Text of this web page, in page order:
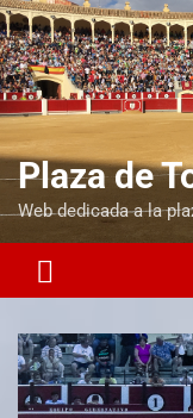
Plaza de
Web dedicada a la